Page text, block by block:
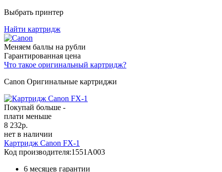
Выбрать принтер
Найти картридж
Меняем баллы на рубли
Гарантированная цена
Что такое оригинальный картридж?
Canon Оригинальные картриджи
Покупай больше -
плати меньше
8 232р.
нет в наличии
Картридж Canon FX-1
Код производителя:1551A003
6 месяцев гарантии